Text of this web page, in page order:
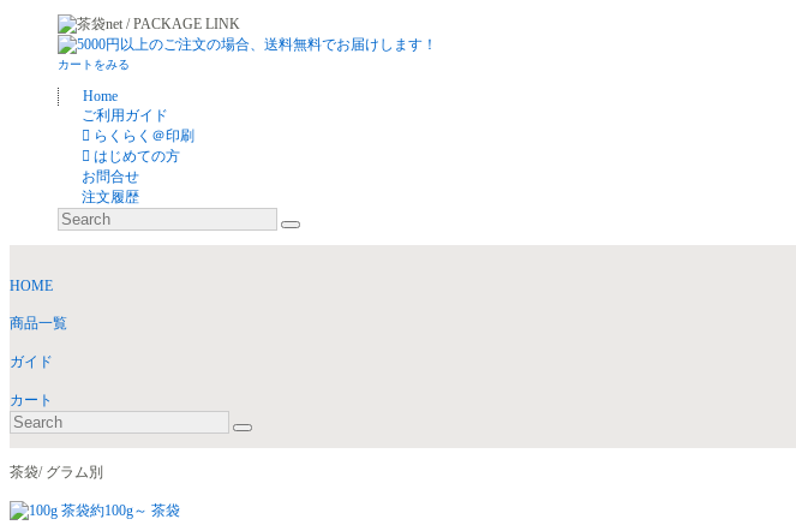
カートをみる
Home
ご利用ガイド
らくらく＠印刷
はじめての方
お問合せ
注文履歴
HOME
商品一覧
ガイド
カート
茶袋/ グラム別
約100g～ 茶袋